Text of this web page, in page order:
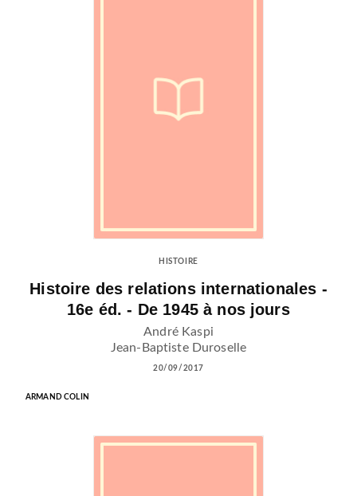
HISTOIRE
Histoire des relations internationales -
16e éd. - De 1945 à nos jours
André Kaspi
Jean-Baptiste Duroselle
20/09/2017
ARMAND COLIN